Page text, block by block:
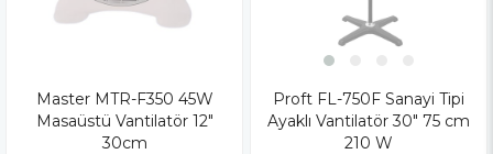
Master MTR-F350 45W
Masaüstü Vantilatör 12"
30cm
Proft FL-750F Sanayi Tipi
Ayaklı Vantilatör 30" 75 cm
210 W